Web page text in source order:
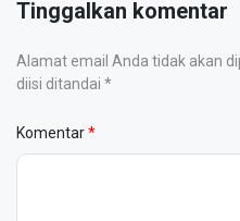
Tinggalkan komentar
Alamat email Anda tidak akan
diisi ditandai *
Komentar